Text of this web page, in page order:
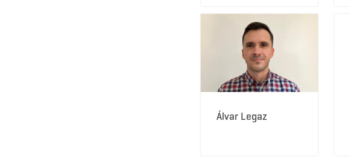
Álvar Legaz